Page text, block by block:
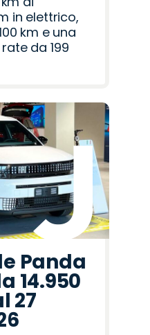
in elettrico,
km e una
da 199
Panda
14.950
27